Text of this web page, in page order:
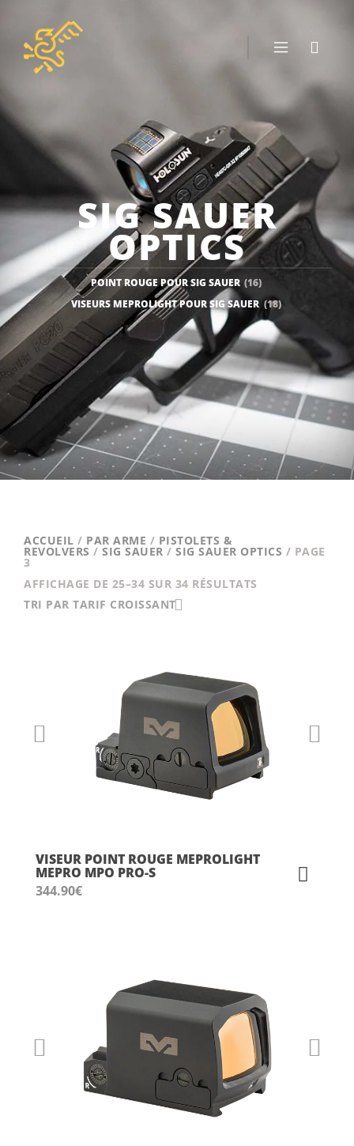
SIG SAUER
OPTICS
POINT ROUGE POUR SIG SAUER (16)
VISEURS MEPROLIGHT POUR SIG SAUER(18)
ACCUEIL / PAR ARME / PISTOLETS &
REVOLVERS / SIG SAUER / SIG SAUER OPTICS / PAGE
3
AFFICHAGE DE 25–34 SUR 34 RÉSULTATS
TRI PAR TARIF CROISSANT
VISEUR POINT ROUGE MEPROLIGHT
MEPRO MPO PRO-S
344.90€